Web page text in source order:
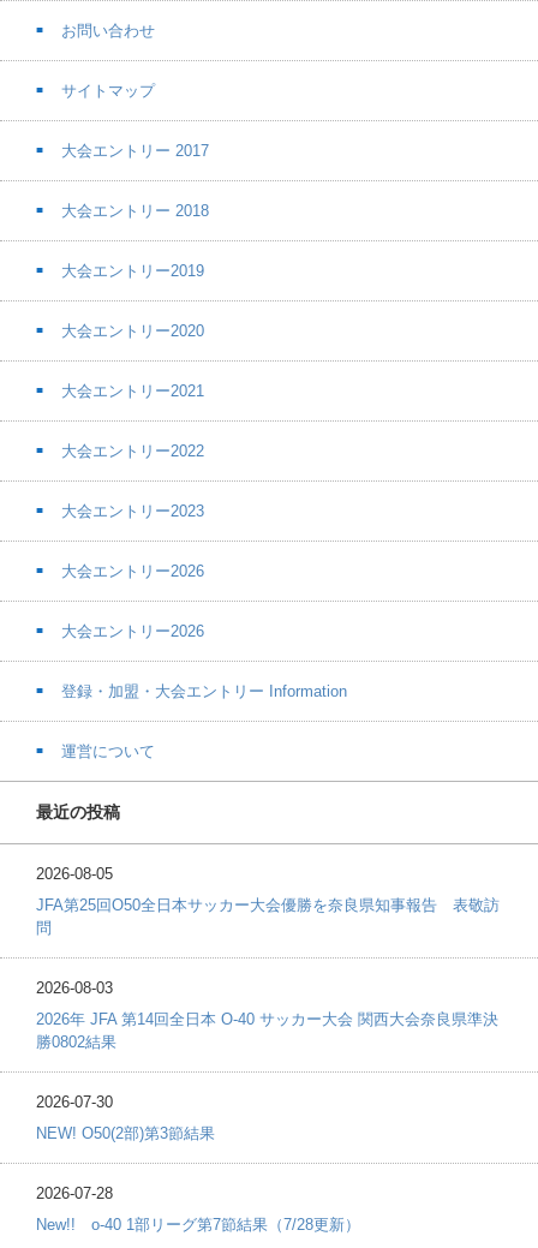
お問い合わせ
サイトマップ
大会エントリー 2017
大会エントリー 2018
大会エントリー2019
大会エントリー2020
大会エントリー2021
大会エントリー2022
大会エントリー2023
大会エントリー2026
大会エントリー2026
登録・加盟・大会エントリー Information
運営について
最近の投稿
2026-08-05
JFA第25回O50全日本サッカー大会優勝を奈良県知事報告 表敬訪
問
2026-08-03
2026年 JFA 第14回全日本 O-40 サッカー大会 関西大会奈良県準決
勝0802結果
2026-07-30
NEW! O50(2部)第3節結果
2026-07-28
New!! o-40 1部リーグ第7節結果（7/28更新）